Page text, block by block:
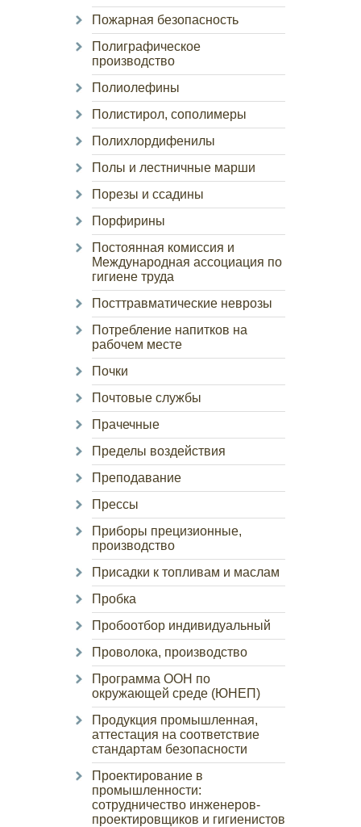
Пожарная безопасность
Полиграфическое
производство
Полиолефины
Полистирол, сополимеры
Полихлордифенилы
Полы и лестничные марши
Порезы и ссадины
Порфирины
Постоянная комиссия и
Международная ассоциация по
гигиене труда
Посттравматические неврозы
Потребление напитков на
рабочем месте
Почки
Почтовые службы
Прачечные
Пределы воздействия
Преподавание
Прессы
Приборы прецизионные,
производство
Присадки к топливам и маслам
Пробка
Пробоотбор индивидуальный
Проволока, производство
Программа ООН по
окружающей среде (ЮНЕП)
Продукция промышленная,
аттестация на соответствие
стандартам безопасности
Проектирование в
промышленности:
сотрудничество инженеров-
проектировщиков и гигиенистов